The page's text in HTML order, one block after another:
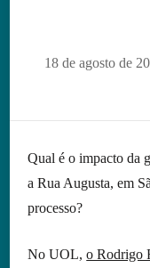
18 de agosto de
Qual é o impacto da
a Rua Augusta, em
processo?
No UOL,o Rodrigo